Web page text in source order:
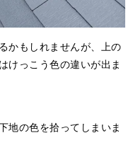
かもしれませんが、上の
けっこう色の違いが出ま
地の色を拾ってしまいま